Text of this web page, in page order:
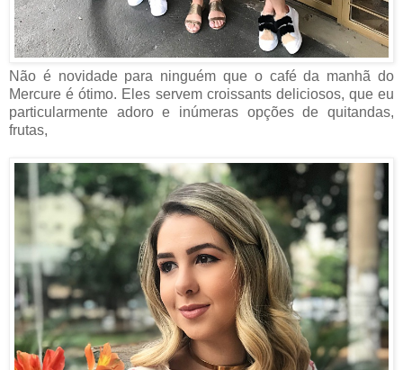
Não é novidade para ninguém que o café da manhã do
Mercure é ótimo. Eles servem croissants deliciosos, que eu
particularmente adoro e inúmeras opções de quitandas,
frutas,